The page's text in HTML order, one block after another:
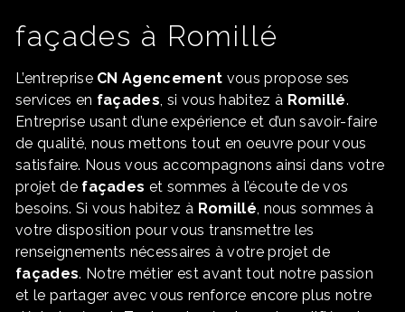
façades à Romillé
L’entreprise CN Agencement vous propose ses
services en façades, si vous habitez à Romillé.
Entreprise usant d’une expérience et d’un savoir-faire
de qualité, nous mettons tout en oeuvre pour vous
satisfaire. Nous vous accompagnons ainsi dans votre
projet de façades et sommes à l’écoute de vos
besoins. Si vous habitez à Romillé, nous sommes à
votre disposition pour vous transmettre les
renseignements nécessaires à votre projet de
façades. Notre métier est avant tout notre passion
et le partager avec vous renforce encore plus notre